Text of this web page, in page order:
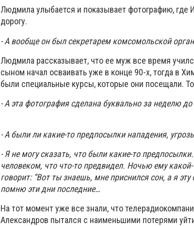
Людмила улыбается и показывает фотографию, где
дорогу.
- А вообще он был секретарем комсомольской
Людмила рассказывает, что ее муж все время
сыном начал осваивать уже в конце 90-х, тогда в
были специальные курсы, которые они посещали.
- А эта фотография сделана буквально за неделю
- А были ли какие-то предпосылки нападения,
- Я не могу сказать, что были какие-то
человеком, что что-то предвидел. Ночью ему
говорит: “Вот ты знаешь, мне приснился сон, а я
помню эти дни последние…
На тот момент уже все знали, что
Александров пытался с наименьшими потерями